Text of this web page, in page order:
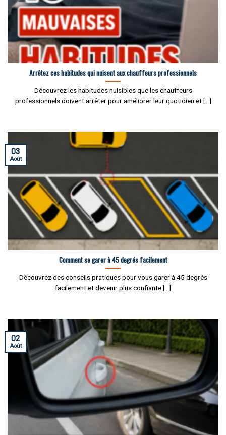
Arrêtez ces habitudes qui nuisent aux chauffeurs professionnels
Découvrez les habitudes nuisibles que les chauffeurs
professionnels doivent arrêter pour améliorer leur quotidien et [...]
Comment se garer à 45 degrés facilement
Découvrez des conseils pratiques pour vous garer à 45 degrés
facilement et devenir plus confiante [...]
03
Août
02
Août